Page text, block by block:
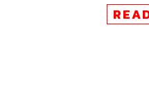
จุดเริ่มต้นการเข้าอวยพร พ